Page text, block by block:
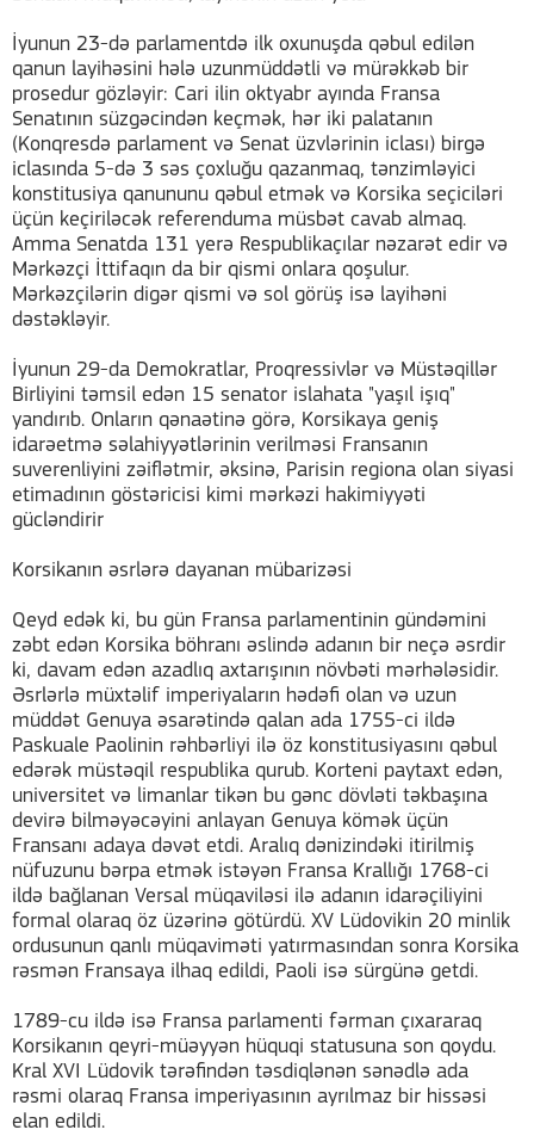
İyunun 23-də parlamentdə ilk oxunuşda qəbul edilən
qanun layihəsini hələ uzunmüddətli və mürəkkəb bir
prosedur gözləyir: Cari ilin oktyabr ayında Fransa
Senatının süzgəcindən keçmək, hər iki palatanın
(Konqresdə parlament və Senat üzvlərinin iclası) birgə
iclasında 5-də 3 səs çoxluğu qazanmaq, tənzimləyici
konstitusiya qanununu qəbul etmək və Korsika seçiciləri
üçün keçiriləcək referenduma müsbət cavab almaq.
Amma Senatda 131 yerə Respublikaçılar nəzarət edir və
Mərkəzçi İttifaqın da bir qismi onlara qoşulur.
Mərkəzçilərin digər qismi və sol görüş isə layihəni
dəstəkləyir.
İyunun 29-da Demokratlar, Proqressivlər və Müstəqillər
Birliyini təmsil edən 15 senator islahata "yaşıl işıq"
yandırıb. Onların qənaətinə görə, Korsikaya geniş
idarəetmə səlahiyyətlərinin verilməsi Fransanın
suverenliyini zəiflətmir, əksinə, Parisin regiona olan siyasi
etimadının göstəricisi kimi mərkəzi hakimiyyəti
gücləndirir
Korsikanın əsrlərə dayanan mübarizəsi
Qeyd edək ki, bu gün Fransa parlamentinin gündəmini
zəbt edən Korsika böhranı əslində adanın bir neçə əsrdir
ki, davam edən azadlıq axtarışının növbəti mərhələsidir.
Əsrlərlə müxtəlif imperiyaların hədəfi olan və uzun
müddət Genuya əsarətində qalan ada 1755-ci ildə
Paskuale Paolinin rəhbərliyi ilə öz konstitusiyasını qəbul
edərək müstəqil respublika qurub. Korteni paytaxt edən,
universitet və limanlar tikən bu gənc dövləti təkbaşına
devirə bilməyəcəyini anlayan Genuya kömək üçün
Fransanı adaya dəvət etdi. Aralıq dənizindəki itirilmiş
nüfuzunu bərpa etmək istəyən Fransa Krallığı 1768-ci
ildə bağlanan Versal müqaviləsi ilə adanın idarəçiliyini
formal olaraq öz üzərinə götürdü. XV Lüdovikin 20 minlik
ordusunun qanlı müqaviməti yatırmasından sonra Korsika
rəsmən Fransaya ilhaq edildi, Paoli isə sürgünə getdi.
1789-cu ildə isə Fransa parlamenti fərman çıxararaq
Korsikanın qeyri-müəyyən hüquqi statusuna son qoydu.
Kral XVI Lüdovik tərəfindən təsdiqlənən sənədlə ada
rəsmi olaraq Fransa imperiyasının ayrılmaz bir hissəsi
elan edildi.